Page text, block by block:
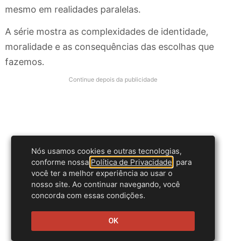
mesmo em realidades paralelas.
A série mostra as complexidades de identidade,
moralidade e as consequências das escolhas que
fazemos.
Continue depois da publicidade
Nós usamos cookies e outras tecnologias,
conforme nossa Política de Privacidade , para
você ter a melhor experiência ao usar o
nosso site. Ao continuar navegando, você
concorda com essas condições.
OK